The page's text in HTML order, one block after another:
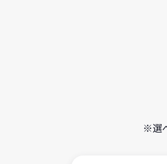
※選